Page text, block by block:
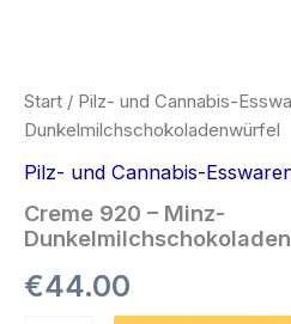
Start / Pilz- und Cannabis-
Dunkelmilchschokoladenwürfel
Pilz- und Cannabis-
Creme 920 – Minz-
€44.00